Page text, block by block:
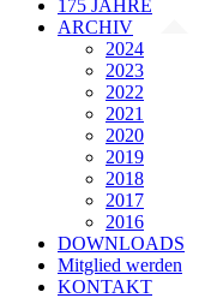
175 JAHRE
ARCHIV
2024
2023
2022
2021
2020
2019
2018
2017
2016
DOWNLOADS
Mitglied werden
KONTAKT